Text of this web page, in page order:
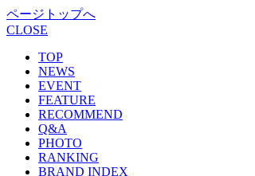
ページトップへ
CLOSE
TOP
NEWS
EVENT
FEATURE
RECOMMEND
Q&A
PHOTO
RANKING
BRAND INDEX